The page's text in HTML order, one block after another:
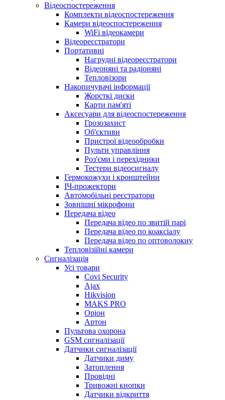
Відеоспостереження
Комплекти відеоспостереження
Камери відеоспостереження
WiFi відеокамери
Відеореєстратори
Портативні
Нагрудні відеореєстратори
Відеоняні та радіоняні
Тепловізори
Накопичувачі інформації
Жорсткі диски
Карти пам'яті
Аксесуари для відеоспостереження
Грозозахист
Об'єктиви
Пристрої відеообробки
Пульти управління
Роз'єми і перехідники
Тестери відеосигналу
Гермокожухи і кронштейни
ІЧ-прожектори
Автомобільні реєстратори
Зовнішні мікрофони
Передача відео
Передача відео по звитій парі
Передача відео по коаксіалу
Передача відео по оптоволокну
Тепловізійні камери
Cигналізація
Усі товари
Covi Security
Ajax
Hikvision
MAKS PRO
Оріон
Артон
Пультова охорона
GSM сигналізації
Датчики сигналізації
Датчики диму
Затоплення
Провідні
Тривожні кнопки
Датчики відкриття